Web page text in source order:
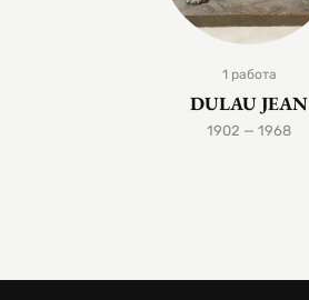
1 работа
DULAU JEAN
1902 — 1968